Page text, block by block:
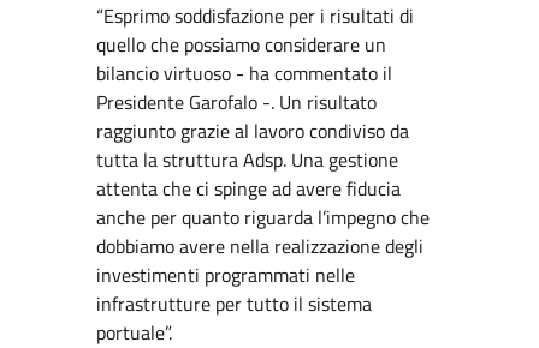
“Esprimo soddisfazione per i risultati di
quello che possiamo considerare un
bilancio virtuoso - ha commentato il
Presidente Garofalo -. Un risultato
raggiunto grazie al lavoro condiviso da
tutta la struttura Adsp. Una gestione
attenta che ci spinge ad avere fiducia
anche per quanto riguarda l’impegno che
dobbiamo avere nella realizzazione degli
investimenti programmati nelle
infrastrutture per tutto il sistema
portuale”.